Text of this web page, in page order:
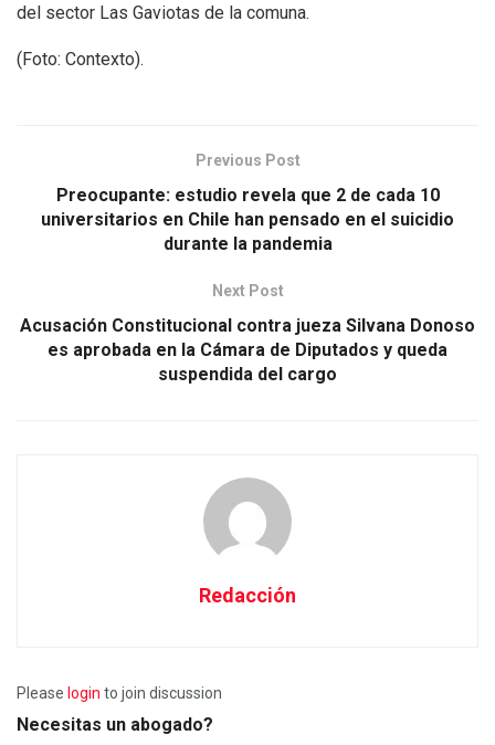
del sector Las Gaviotas de la comuna.
(Foto: Contexto).
Previous Post
Preocupante: estudio revela que 2 de cada 10
universitarios en Chile han pensado en el suicidio
durante la pandemia
Next Post
Acusación Constitucional contra jueza Silvana Donoso
es aprobada en la Cámara de Diputados y queda
suspendida del cargo
Redacción
Please login to join discussion
Necesitas un abogado?